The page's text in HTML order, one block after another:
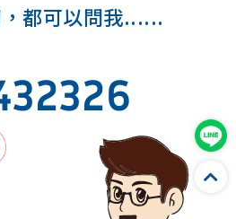
都可以問我......